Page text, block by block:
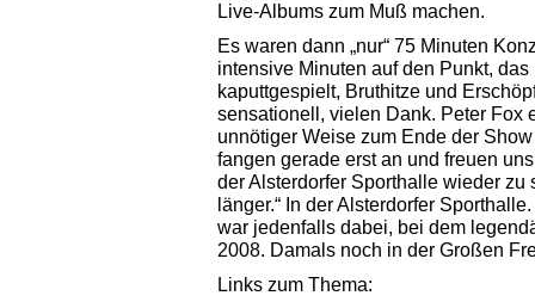
Live-Albums zum Muß machen.
Es waren dann „nur“ 75 Minuten
intensive Minuten auf den Punkt,
kaputtgespielt, Bruthitze und
sensationell, vielen Dank. Peter Fox
unnötiger Weise zum Ende der
fangen gerade erst an und freuen
der Alsterdorfer Sporthalle wieder zu
länger.“ In der Alsterdorfer
war jedenfalls dabei, bei dem
2008. Damals noch in der Großen
Links zum Thema: